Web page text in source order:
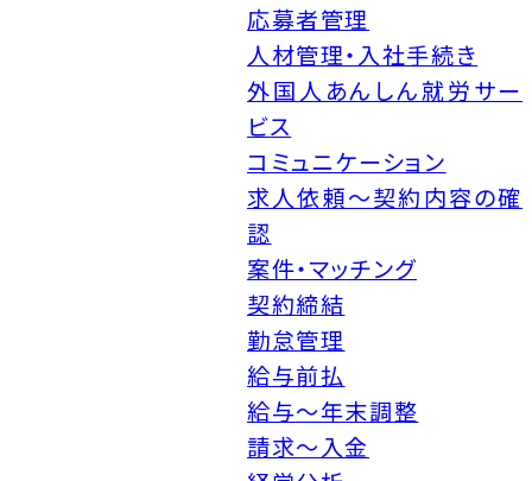
応募者管理
人材管理・入社手続き
外国人あんしん就労サー
ビス
コミュニケーション
求人依頼～契約内容の確
認
案件・マッチング
契約締結
勤怠管理
給与前払
給与～年末調整
請求～入金